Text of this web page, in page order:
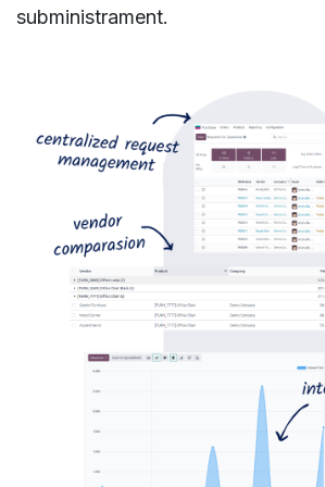
subministrament.